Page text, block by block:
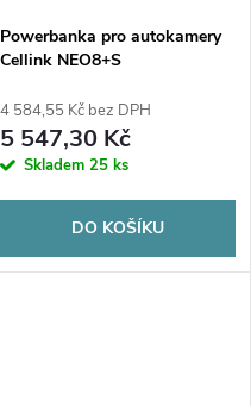
Powerbanka pro autokamery
Cellink NEO8+S
4 584,55 Kč bez DPH
5 547,30 Kč
Skladem 25 ks
DO KOŠÍKU